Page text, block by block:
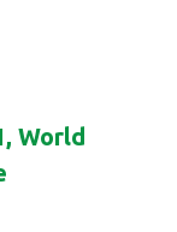
World